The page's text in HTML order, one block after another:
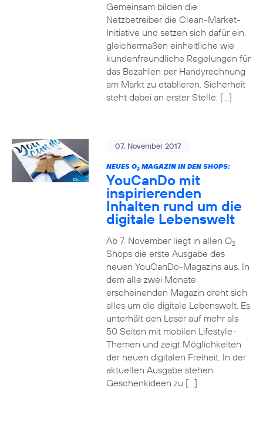
Gemeinsam bilden die
Netzbetreiber die Clean-Market-
Initiative und setzen sich dafür ein,
gleichermaßen einheitliche wie
kundenfreundliche Regelungen für
das Bezahlen per Handyrechnung
am Markt zu etablieren. Sicherheit
steht dabei an erster Stelle: […]
07. November 2017
NEUES O2MAGAZIN IN DEN SHOPS:
YouCanDo mit
inspirierenden
Inhalten rund um die
digitale Lebenswelt
Ab 7. November liegt in allen O2
Shops die erste Ausgabe des
neuen YouCanDo-Magazins aus. In
dem alle zwei Monate
erscheinenden Magazin dreht sich
alles um die digitale Lebenswelt. Es
unterhält den Leser auf mehr als
50 Seiten mit mobilen Lifestyle-
Themen und zeigt Möglichkeiten
der neuen digitalen Freiheit. In der
aktuellen Ausgabe stehen
Geschenkideen zu […]